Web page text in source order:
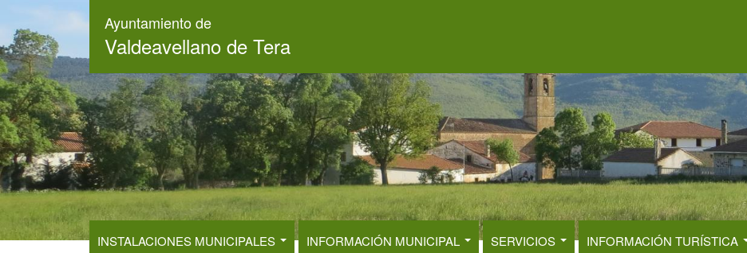
contenido
principal
Ayuntamiento de
Valdeavellano de Tera
INSTALACIONES MUNICIPALES INFORMACIÓN MUNICIPAL SERVICIOS INFORMACIÓN TURÍSTICA